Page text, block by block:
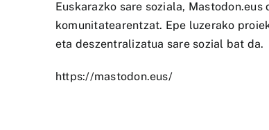
Euskarazko sare soziala,
komunitatearentzat. Epe luzerako
eta deszentralizatua sare sozial bat da.
https://mastodon.eus/